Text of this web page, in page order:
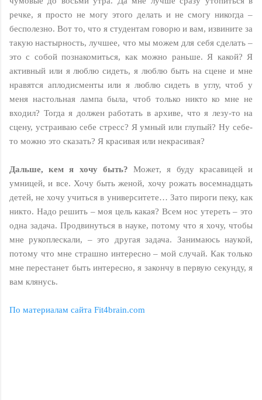
речке, я просто не могу этого делать и не смогу никогда –
бесполезно. Вот то, что я студентам говорю и вам, извините за
такую настырность, лучшее, что мы можем для себя сделать –
это с собой познакомиться, как можно раньше. Я какой? Я
активный или я люблю сидеть, я люблю быть на сцене и мне
нравятся аплодисменты или я люблю сидеть в углу, чтоб у
меня настольная лампа была, чтоб только никто ко мне не
входил? Тогда я должен работать в архиве, что я лезу-то на
сцену, устраиваю себе стресс? Я умный или глупый? Ну себе-
то можно это сказать? Я красивая или некрасивая?
Дальше, кем я хочу быть? Может, я буду красавицей и
умницей, и все. Хочу быть женой, хочу рожать восемнадцать
детей, не хочу учиться в университете… Зато пироги пеку, как
никто. Надо решить – моя цель какая? Всем нос утереть – это
одна задача. Продвинуться в науке, потому что я хочу, чтобы
мне рукоплескали, – это другая задача. Занимаюсь наукой,
потому что мне страшно интересно – мой случай. Как только
мне перестанет быть интересно, я закончу в первую секунду, я
вам клянусь.
По материалам сайта Fit4brain.com